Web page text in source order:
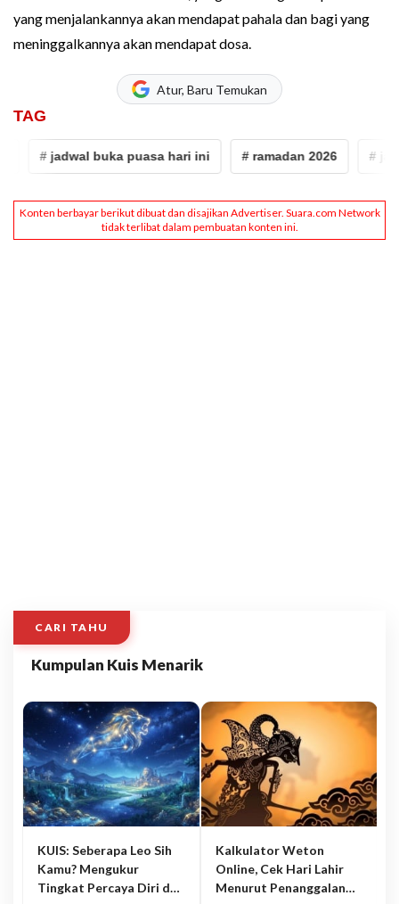
yang menjalankannya akan mendapat pahala dan bagi yang
meninggalkannya akan mendapat dosa.
Atur, Baru Temukan
TAG
# jadwal buka puasa hari ini # ramadan 2026 #
CARI TAHU
Kumpulan Kuis Menarik
KUIS: Seberapa Leo Sih
Kamu? Mengukur
Tingkat Percaya Diri dan
Kalkulator Weton
Online, Cek Hari Lahir
Menurut Penanggalan